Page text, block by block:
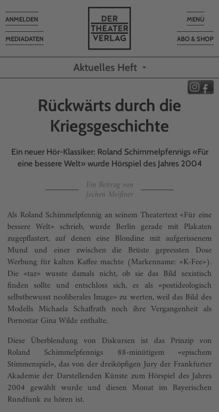
Toggle
MENÜ
ABO & SHOP
MEDIADATEN
Toggle
navigation
ANMELDEN
Aktuelles Heft
Rückwärts durch die
Kriegsgeschichte
Ein neuer Hör-Klassiker: Roland Schimmelpfennigs «Für
eine bessere Welt» wurde Hörspiel des Jahres 2004
Ein Beitrag von
Jochen Meißner
Als Roland Schimmelpfennig an seinem Theatertext «Für eine
bessere Welt» schrieb, wurde Berlin gerade mit Plakaten
zugepflastert, auf denen eine Blondine mit aufgerissenem
Mund und einer zwischen die Brüste gepressten Dose
Werbung für kalten Kaffee machte (Markenname: «K-Fee»).
Die «taz» wusste damals nicht, ob sie das Bild sexistisch
finden sollte und entschloss sich, es als «postideologisch
selbstbewusst neoliberales Image» zu werten, weil das Bild des
Modells Michaela Schaffrath noch ihre Vergangenheit als
Pornostar Gina Wilde enthalte.
Diese Überblendung von Diskursen ist das Prinzip von
Roland Schimmelpfennigs 88-minütigem «epischem
Stimmenspiel», das von der dreiköpfigen Jury der Frankfurter
Akademie der Darstellenden Künste zum Hörspiel des Jahres
2004 gewählt wurde und diesen Monat im Bayerischen
Rundfunk zu hören ist.